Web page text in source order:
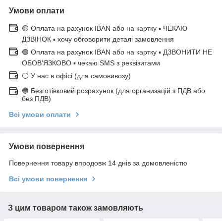
Умови оплати
🟡 Оплата на рахунок IBAN або на картку ▪ ЧЕКАЮ
ДЗВІНОК ▪ хочу обговорити деталі замовлення
🟢 Оплата на рахунок IBAN або на картку ▪ ДЗВОНИТИ НЕ
ОБОВ'ЯЗКОВО ▪ чекаю SMS з реквізитами
⚪ У нас в офісі (для самовивозу)
🔵 Безготівковий розрахунок (для организацій з ПДВ або
без ПДВ)
Всі умови оплати
Умови повернення
Повернення товару впродовж 14 днів за домовленістю
Всі умови повернення
З цим товаром також замовляють